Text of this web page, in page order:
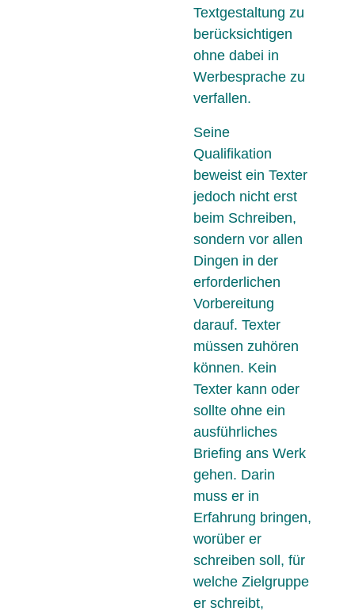
Textgestaltung zu
berücksichtigen
ohne dabei in
Werbesprache zu
verfallen.
Seine
Qualifikation
beweist ein Texter
jedoch nicht erst
beim Schreiben,
sondern vor allen
Dingen in der
erforderlichen
Vorbereitung
darauf. Texter
müssen zuhören
können. Kein
Texter kann oder
sollte ohne ein
ausführliches
Briefing ans Werk
gehen. Darin
muss er in
Erfahrung bringen,
worüber er
schreiben soll, für
welche Zielgruppe
er schreibt,